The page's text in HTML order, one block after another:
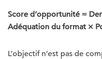
Score d’opportunité =
Adéquation du format ×
L’objectif n’est pas de